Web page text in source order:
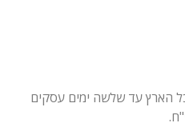
הארץ עד שלשה ימים עסקים